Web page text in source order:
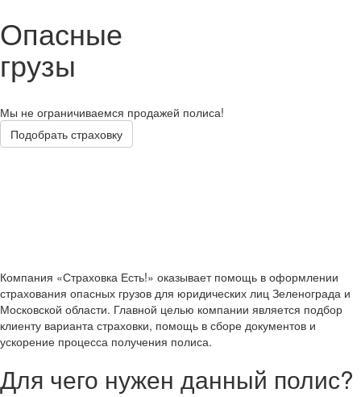
Опасные
грузы
Мы не ограничиваемся продажей полиса!
Подобрать страховку
Компания «Страховка Есть!» оказывает помощь в оформлении
страхования опасных грузов для юридических лиц Зеленограда и
Московской области. Главной целью компании является подбор
клиенту варианта страховки, помощь в сборе документов и
ускорение процесса получения полиса.
Для чего нужен данный полис?